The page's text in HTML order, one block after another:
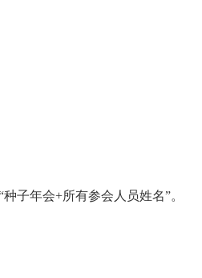
子年会+所有参会人员姓名”。